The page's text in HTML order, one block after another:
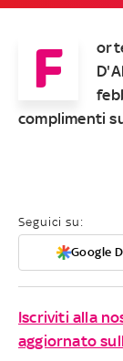
F
complimenti
Seguici su:
Google
Iscriviti alla
aggiornato